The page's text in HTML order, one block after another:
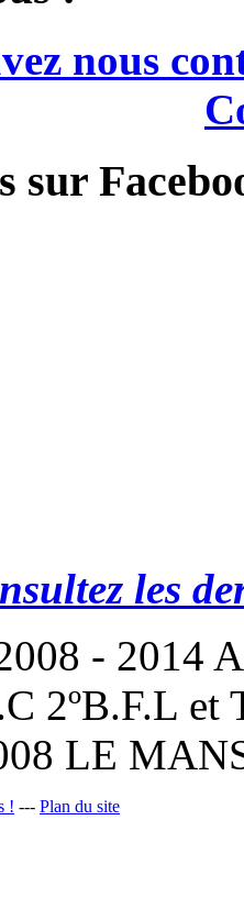
nous
sur
les
- 2014
2ºB.F.L
LE
! --- Plan du site